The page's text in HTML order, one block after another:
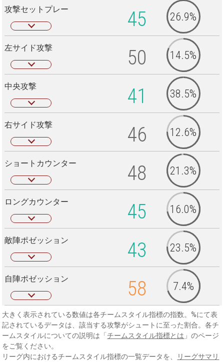
攻撃セットプレー 45 26.9%
左サイド攻撃 50 14.5%
中央攻撃 41 38.5%
右サイド攻撃 46 12.6%
ショートカウンター 48 21.3%
ロングカウンター 45 16.0%
敵陣ポゼッション 43 23.5%
自陣ポゼッション 58 7.4%
大きく表示されている数値は各チームスタイル指標の指数。%にて表
記されているデータは、該当する攻撃がシュートに至った割合。各チ
ームスタイルについての説明は「 チームスタイル指標とは 」のページ
をご覧ください。
リーグ内におけるチームスタイル指標の一覧データを、
リーグサマリ